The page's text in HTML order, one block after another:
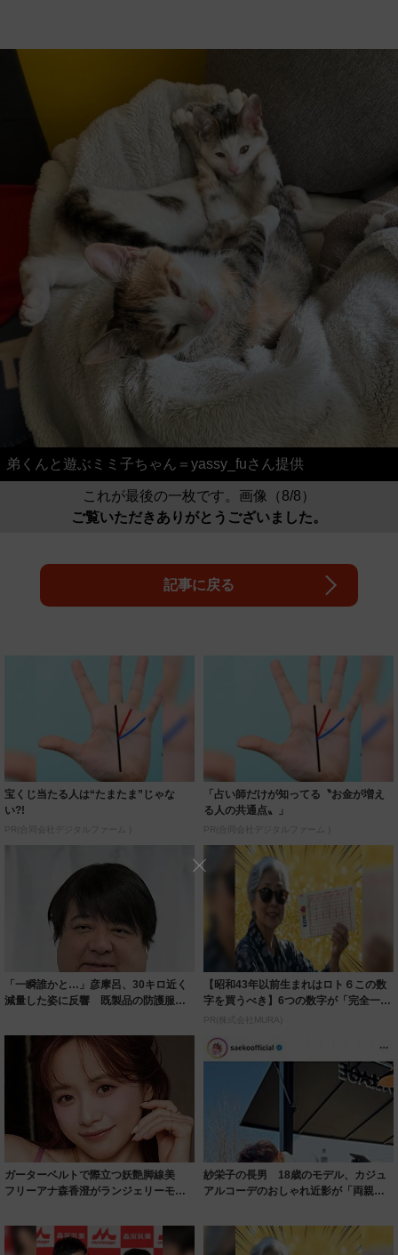
弟くんと遊ぶミミ子ちゃん＝yassy_fuさん提供
これが最後の一枚です。画像（8/8）
ご覧いただきありがとうございました。
記事に戻る
宝くじ当たる人は“たまたま”じゃな
い?!
PR(合同会社デジタルファーム )
「占い師だけが知ってる〝お金が増え
る人の共通点〟」
PR(合同会社デジタルファーム )
「一瞬誰かと…」彦摩呂、30キロ近く
減量した姿に反響 既製品の防護服が
【昭和43年以前生まれはロト６この数
字を買うべき】6つの数字が「完全一
致」する方...
PR(株式会社MURA)
ガーターベルトで際立つ妖艶脚線美
フリーアナ森香澄がランジェリーモデ
紗栄子の長男 18歳のモデル、カジュ
アルコーデのおしゃれ近影が「両親の